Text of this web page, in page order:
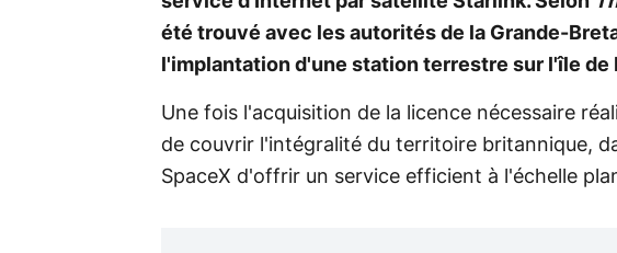
été trouvé avec les autorités de la Grande-
l'implantation d'une station terrestre sur l'île de
Une fois l'acquisition de la licence nécessaire
de couvrir l'intégralité du territoire britannique,
SpaceX d'offrir un service efficient à l'échelle